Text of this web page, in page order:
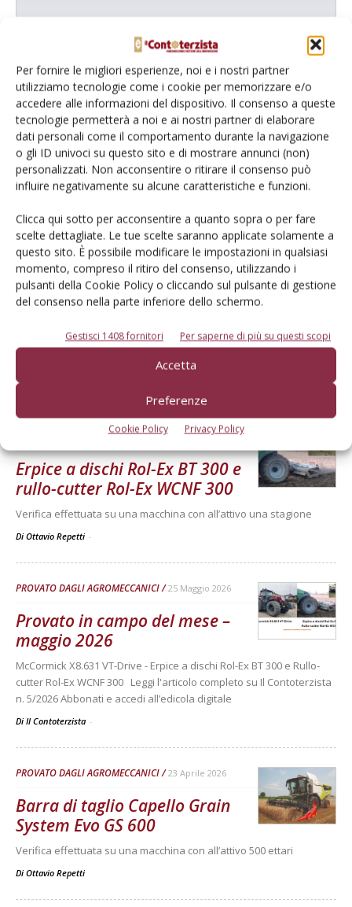
Per fornire le migliori esperienze, noi e i nostri partner
utilizziamo tecnologie come i cookie per memorizzare e/o
accedere alle informazioni del dispositivo. Il consenso a queste
tecnologie permetterà a noi e ai nostri partner di elaborare
dati personali come il comportamento durante la navigazione
o gli ID univoci su questo sito e di mostrare annunci (non)
personalizzati. Non acconsentire o ritirare il consenso può
influire negativamente su alcune caratteristiche e funzioni.
Clicca qui sotto per acconsentire a quanto sopra o per fare
scelte dettagliate. Le tue scelte saranno applicate solamente a
questo sito. È possibile modificare le impostazioni in qualsiasi
momento, compreso il ritiro del consenso, utilizzando i
pulsanti della Cookie Policy o cliccando sul pulsante di gestione
del consenso nella parte inferiore dello schermo.
Gestisci 1408 fornitori Per saperne di più su questi scopi
Accetta
Preferenze
Cookie Policy Privacy Policy
I consigli di Terra e Vita agli agricoltori
Cerca adesso
Dalla stessa categoria
PROVATO DAGLI AGROMECCANICI 25 Maggio 2026
McCormick X8.631 VT-Drive
Verifica effettuata su una macchina con all’attivo 300 ore
Di Ottavio Repetti
PROVATO DAGLI AGROMECCANICI 25 Maggio 2026
Erpice a dischi Rol-Ex BT 300 e
rullo-cutter Rol-Ex WCNF 300
Verifica effettuata su una macchina con all’attivo una stagione
Di Ottavio Repetti -
PROVATO DAGLI AGROMECCANICI 25 Maggio 2026
Provato in campo del mese –
maggio 2026
McCormick X8.631 VT-Drive - Erpice a dischi Rol-Ex BT 300 e Rullo-
cutter Rol-Ex WCNF 300 Leggi l'articolo completo su Il Contoterzista
n. 5/2026 Abbonati e accedi all’edicola digitale
Di Il Contoterzista -
PROVATO DAGLI AGROMECCANICI 23 Aprile 2026
Barra di taglio Capello Grain
System Evo GS 600
Verifica effettuata su una macchina con all’attivo 500 ettari
Di Ottavio Repetti